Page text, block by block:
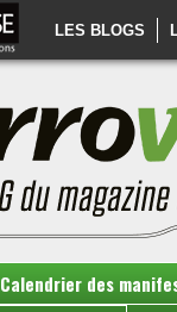
LES BLOGS
Calendrier des